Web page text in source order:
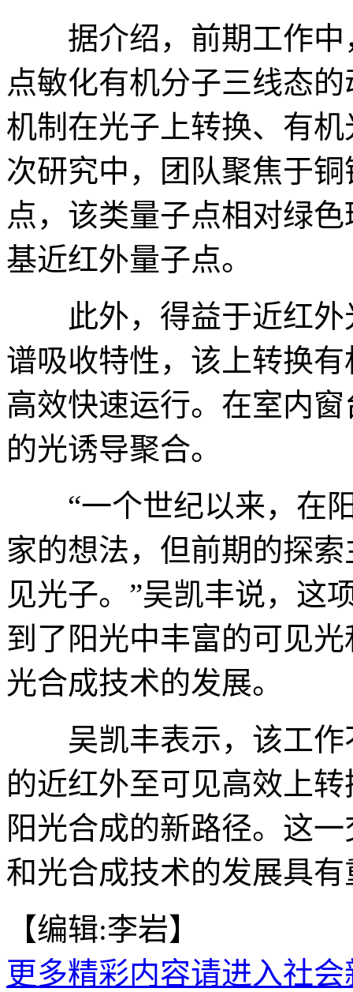
据介绍，前期工作中
点敏化有机分子三线态
机制在光子上转换、有
次研究中，团队聚焦于
点，该类量子点相对绿
基近红外量子点。
此外，得益于近红外
谱吸收特性，该上转换
高效快速运行。在室内
的光诱导聚合。
“一个世纪以来，在阳
家的想法，但前期的探
见光子。”吴凯丰说，这
到了阳光中丰富的可见
光合成技术的发展。
吴凯丰表示，该工作
的近红外至可见高效上
阳光合成的新路径。这
和光合成技术的发展具
【编辑:李岩】
更多精彩内容请进入社会